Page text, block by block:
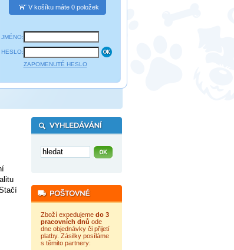
V košíku máte 0 položek
JMÉNO:
HESLO:
ZAPOMENUTÉ HESLO
Zboží expedujeme do 3
pracovních dnů ode
dne objednávky či přijetí
platby. Zásilky posíláme
s těmito partnery: